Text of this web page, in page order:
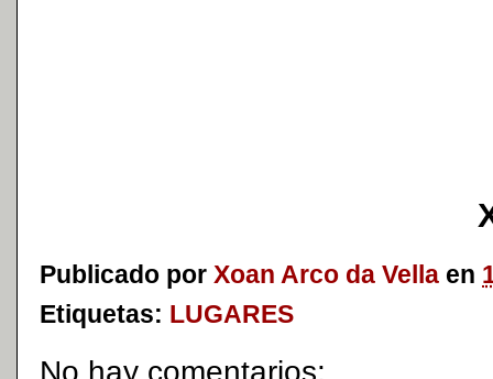
Publicado por Xoan Arco da Vella en
Etiquetas: LUGARES
No hay comentarios: